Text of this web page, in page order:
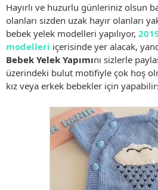
Hayırlı ve huzurlu günleriniz olsun
olanları sizden uzak hayır olanları
bebek yelek modelleri yapılıyor,
modelleri içerisinde yer alacak,
Bebek Yelek Yapımını sizlerle
üzerindeki bulut motifiyle çok hoş
kız veya erkek bebekler için